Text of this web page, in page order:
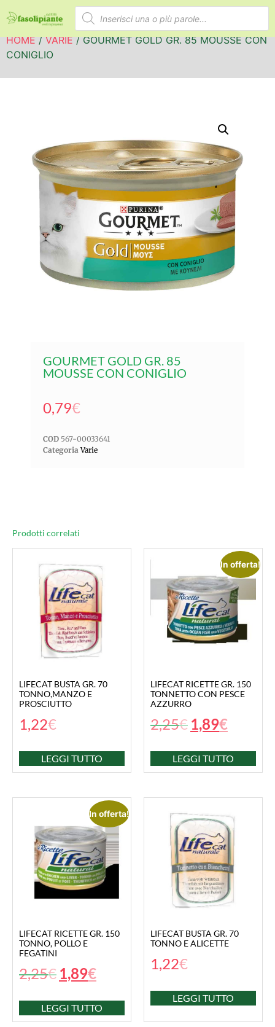
HOME/VARIE/ GOURMET GOLD GR. 85 MOUSSE CON
CONIGLIO
GOURMET GOLD GR. 85
MOUSSE CON CONIGLIO
0,79€
COD 567-00033641
Categoria Varie
Prodotti correlati
LIFECAT BUSTA GR. 70
TONNO,MANZO E
PROSCIUTTO
1,22€
LEGGI TUTTO
In offerta!
LIFECAT RICETTE GR. 150
TONNETTO CON PESCE
AZZURRO
2,25€ 1,89€
LEGGI TUTTO
In offerta!
LIFECAT RICETTE GR. 150
TONNO, POLLO E
FEGATINI
2,25€ 1,89€
LEGGI TUTTO
LIFECAT BUSTA GR. 70
TONNO E ALICETTE
1,22€
LEGGI TUTTO